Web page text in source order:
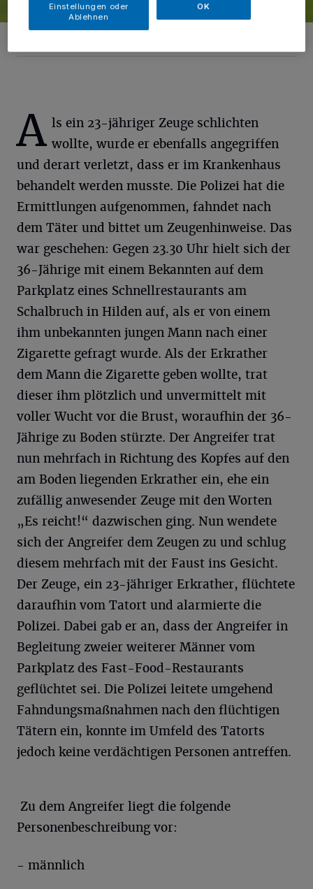
Foto: Jochen Tack
A ls ein 23-jähriger Zeuge schlichten
wollte, wurde er ebenfalls angegriffen
und derart verletzt, dass er im Krankenhaus
behandelt werden musste. Die Polizei hat die
Ermittlungen aufgenommen, fahndet nach
dem Täter und bittet um Zeugenhinweise. Das
war geschehen: Gegen 23.30 Uhr hielt sich der
36-Jährige mit einem Bekannten auf dem
Parkplatz eines Schnellrestaurants am
Schalbruch in Hilden auf, als er von einem
ihm unbekannten jungen Mann nach einer
Zigarette gefragt wurde. Als der Erkrather
dem Mann die Zigarette geben wollte, trat
dieser ihm plötzlich und unvermittelt mit
voller Wucht vor die Brust, woraufhin der 36-
Jährige zu Boden stürzte. Der Angreifer trat
nun mehrfach in Richtung des Kopfes auf den
am Boden liegenden Erkrather ein, ehe ein
zufällig anwesender Zeuge mit den Worten
„Es reicht!“ dazwischen ging. Nun wendete
sich der Angreifer dem Zeugen zu und schlug
diesem mehrfach mit der Faust ins Gesicht.
Der Zeuge, ein 23-jähriger Erkrather, flüchtete
daraufhin vom Tatort und alarmierte die
Polizei. Dabei gab er an, dass der Angreifer in
Begleitung zweier weiterer Männer vom
Parkplatz des Fast-Food-Restaurants
geflüchtet sei. Die Polizei leitete umgehend
Fahndungsmaßnahmen nach den flüchtigen
Tätern ein, konnte im Umfeld des Tatorts
jedoch keine verdächtigen Personen antreffen.
Zu dem Angreifer liegt die folgende
Personenbeschreibung vor:
- männlich
Einstellungen oder
Ablehnen
OK